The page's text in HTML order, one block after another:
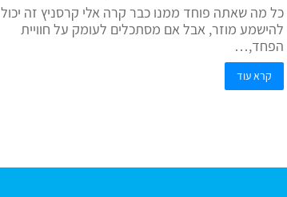
כל מה שאתה פוחד ממנו כבר קרה אלי קרסניץ זה יכול
להישמע מוזר, אבל אם מסתכלים לעומק על חוויית
הפחד,…
קרא עוד